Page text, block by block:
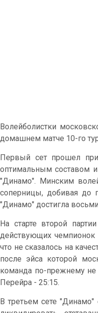
Волейболистки
домашнем матче 10-го
Первый сет прошел
оптимальным составом
"Динамо". Минским
соперницы, добивая до
"Динамо" достигла
На старте второй
действующих чемпионок
что не сказалось на
после эйса которой
команда по-прежнему не
Перейра - 25:15.
В третьем сете "Динамо"